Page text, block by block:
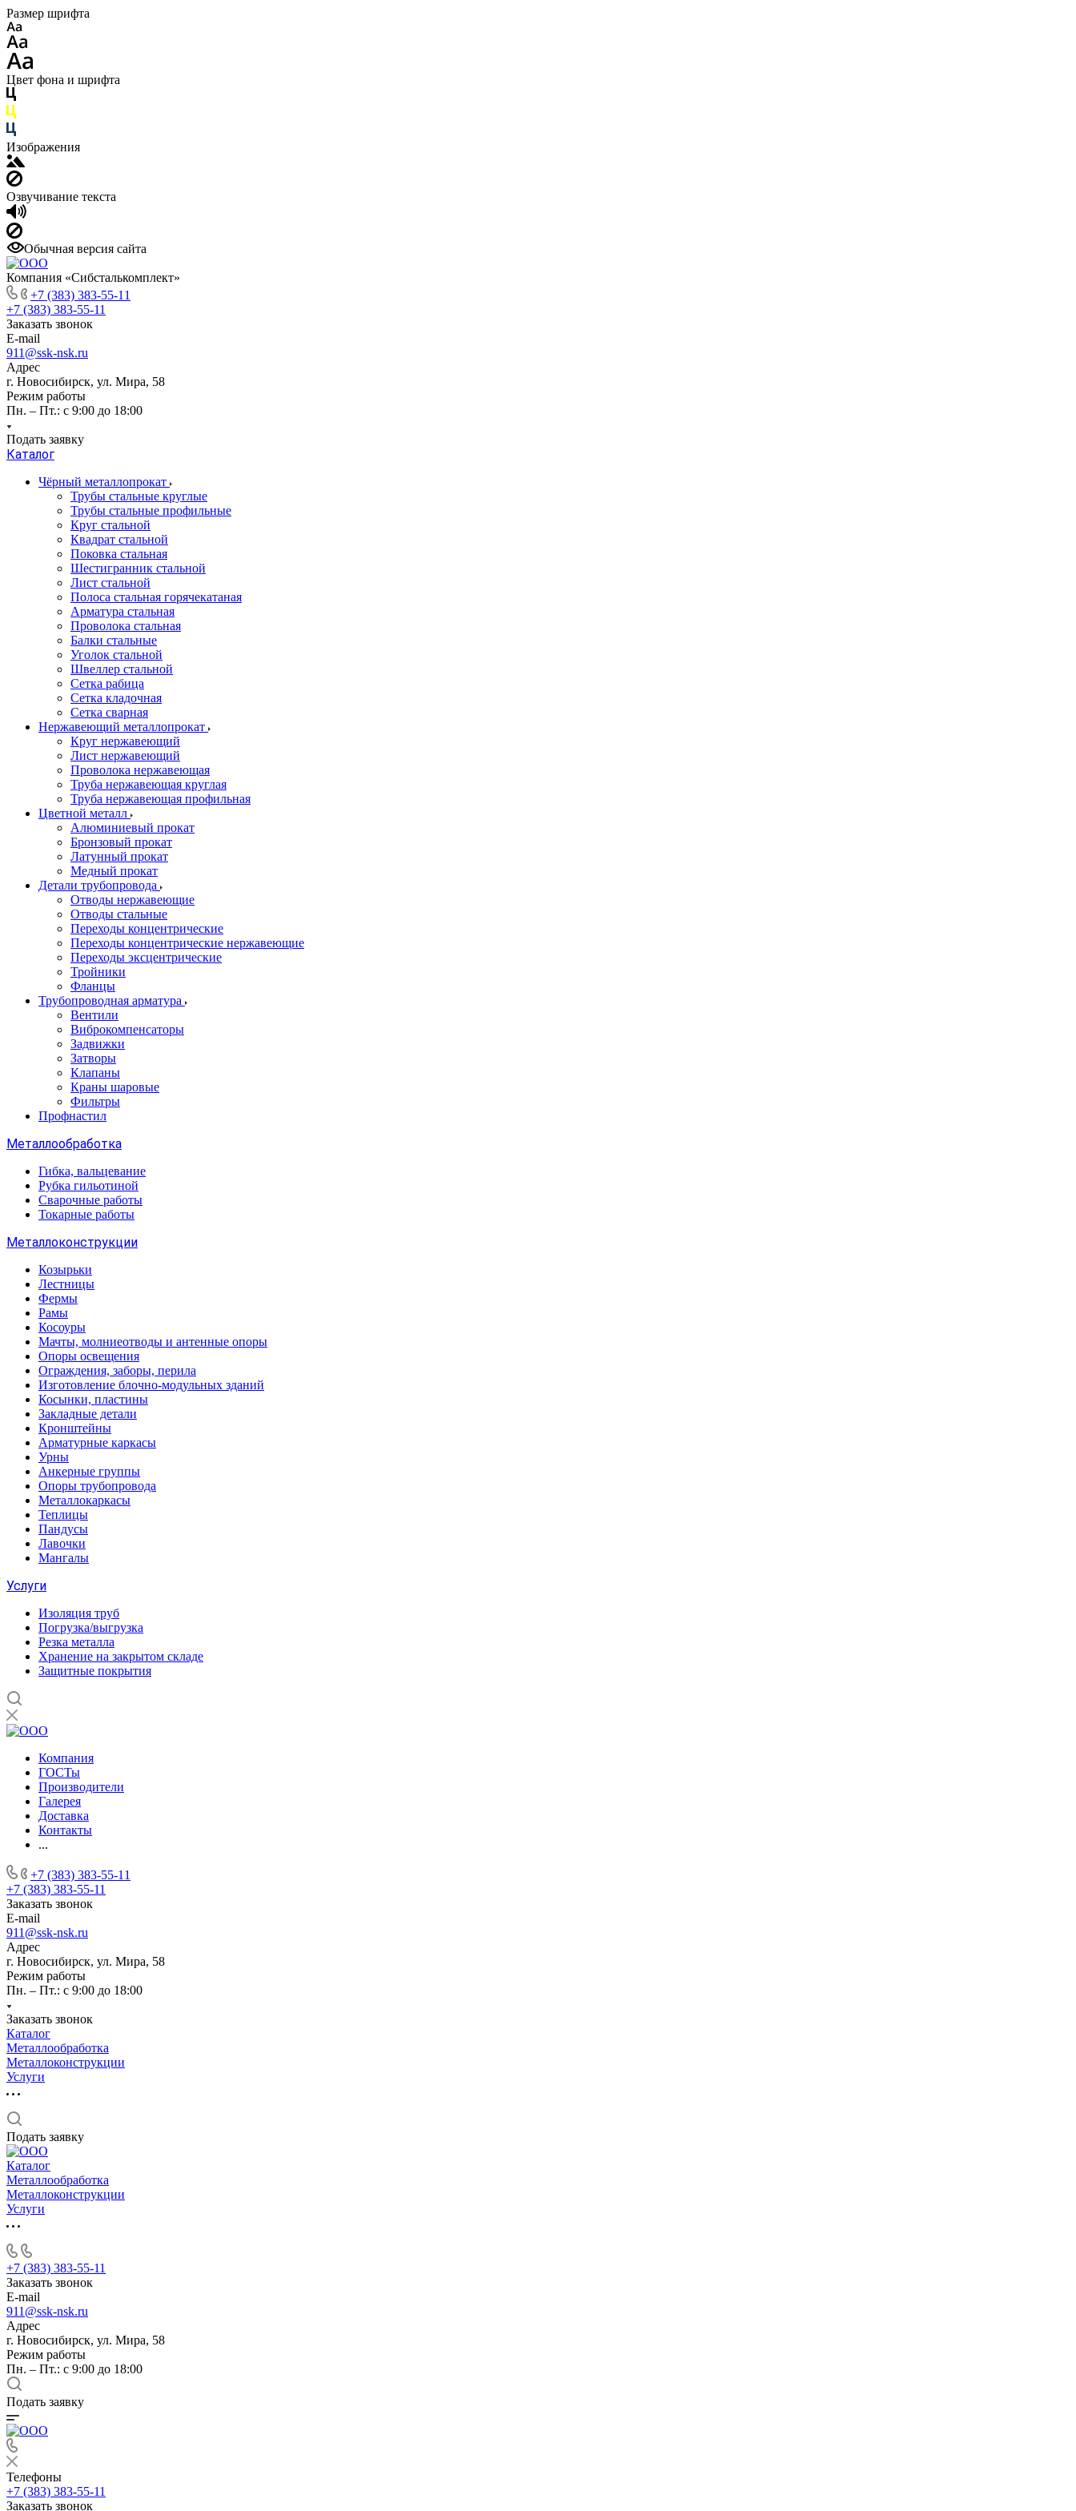
Размер шрифта
Цвет фона и шрифта
Изображения
Озвучивание текста
Обычная версия сайта
Компания «Сибсталькомплект»
+7 (383) 383-55-11
+7 (383) 383-55-11
Заказать звонок
E-mail
911@ssk-nsk.ru
Адрес
г. Новосибирск, ул. Мира, 58
Режим работы
Пн. – Пт.: с 9:00 до 18:00
Подать заявку
Каталог
Чёрный металлопрокат
Трубы стальные круглые
Трубы стальные профильные
Круг стальной
Квадрат стальной
Поковка стальная
Шестигранник стальной
Лист стальной
Полоса стальная горячекатаная
Арматура стальная
Проволока стальная
Балки стальные
Уголок стальной
Швеллер стальной
Сетка рабица
Сетка кладочная
Сетка сварная
Нержавеющий металлопрокат
Круг нержавеющий
Лист нержавеющий
Проволока нержавеющая
Труба нержавеющая круглая
Труба нержавеющая профильная
Цветной металл
Алюминиевый прокат
Бронзовый прокат
Латунный прокат
Медный прокат
Детали трубопровода
Отводы нержавеющие
Отводы стальные
Переходы концентрические
Переходы концентрические нержавеющие
Переходы эксцентрические
Тройники
Фланцы
Трубопроводная арматура
Вентили
Виброкомпенсаторы
Задвижки
Затворы
Клапаны
Краны шаровые
Фильтры
Профнастил
Металлообработка
Гибка, вальцевание
Рубка гильотиной
Сварочные работы
Токарные работы
Металлоконструкции
Козырьки
Лестницы
Фермы
Рамы
Косоуры
Мачты, молниеотводы и антенные опоры
Опоры освещения
Ограждения, заборы, перила
Изготовление блочно-модульных зданий
Косынки, пластины
Закладные детали
Кронштейны
Арматурные каркасы
Урны
Анкерные группы
Опоры трубопровода
Металлокаркасы
Теплицы
Пандусы
Лавочки
Мангалы
Услуги
Изоляция труб
Погрузка/выгрузка
Резка металла
Хранение на закрытом складе
Защитные покрытия
Компания
ГОСТы
Производители
Галерея
Доставка
Контакты
...
+7 (383) 383-55-11
+7 (383) 383-55-11
Заказать звонок
E-mail
911@ssk-nsk.ru
Адрес
г. Новосибирск, ул. Мира, 58
Режим работы
Пн. – Пт.: с 9:00 до 18:00
Заказать звонок
Каталог
Металлообработка
Металлоконструкции
Услуги
Подать заявку
Каталог
Металлообработка
Металлоконструкции
Услуги
+7 (383) 383-55-11
Заказать звонок
E-mail
911@ssk-nsk.ru
Адрес
г. Новосибирск, ул. Мира, 58
Режим работы
Пн. – Пт.: с 9:00 до 18:00
Подать заявку
Телефоны
+7 (383) 383-55-11
Заказать звонок